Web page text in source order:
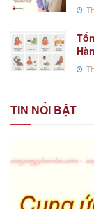
TIN NỔI BẬT